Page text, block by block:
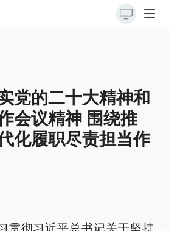
党的二十大精神和
会议精神 围绕推
化履职尽责担当作
贯彻习近平总书记关于坚持